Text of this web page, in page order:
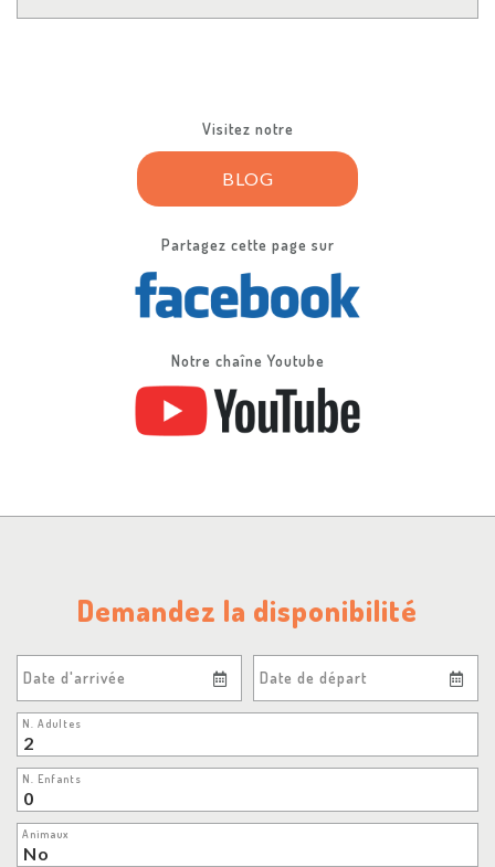
Visitez notre
BLOG
Partagez cette page sur
Notre chaîne Youtube
Demandez la disponibilité
Date d'arrivée Date de départ
N. Adultes
N. Enfants
Animaux